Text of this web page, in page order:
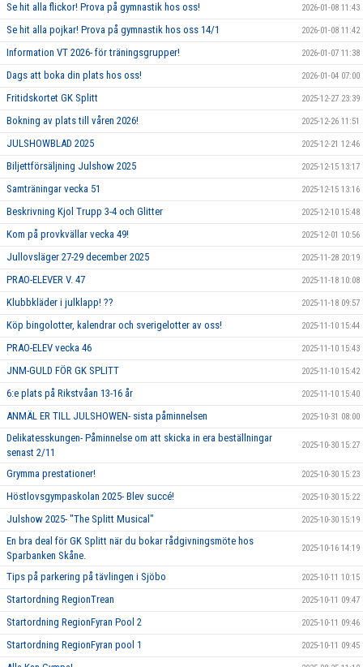
Se hit alla flickor! Prova på gymnastik hos oss! 2026-01-08 11:43
Se hit alla pojkar! Prova på gymnastik hos oss 14/1 2026-01-08 11:42
Information VT 2026- för träningsgrupper! 2026-01-07 11:38
Dags att boka din plats hos oss! 2026-01-04 07:00
Fritidskortet GK Splitt 2025-12-27 23:39
Bokning av plats till våren 2026! 2025-12-26 11:51
JULSHOWBLAD 2025 2025-12-21 12:46
Biljettförsäljning Julshow 2025 2025-12-15 13:17
Samträningar vecka 51 2025-12-15 13:16
Beskrivning Kjol Trupp 3-4 och Glitter 2025-12-10 15:48
Kom på provkvällar vecka 49! 2025-12-01 10:56
Jullovsläger 27-29 december 2025 2025-11-28 20:19
PRAO-ELEVER V. 47 2025-11-18 10:08
Klubbkläder i julklapp! ?? 2025-11-18 09:57
Köp bingolotter, kalendrar och sverigelotter av oss! 2025-11-10 15:44
PRAO-ELEV vecka 46 2025-11-10 15:43
JNM-GULD FÖR GK SPLITT 2025-11-10 15:42
6:e plats på Rikstvåan 13-16 år 2025-11-10 15:40
ANMÄL ER TILL JULSHOWEN- sista påminnelsen 2025-10-31 08:00
Delikatesskungen- Påminnelse om att skicka in era beställningar
senast 2/11
2025-10-30 15:27
Grymma prestationer! 2025-10-30 15:23
Höstlovsgympaskolan 2025- Blev succé! 2025-10-30 15:22
Julshow 2025- "The Splitt Musical" 2025-10-30 15:19
En bra deal för GK Splitt när du bokar rådgivningsmöte hos
Sparbanken Skåne.
2025-10-16 14:19
Tips på parkering på tävlingen i Sjöbo 2025-10-11 10:15
Startordning RegionTrean 2025-10-11 09:47
Startordning RegionFyran Pool 2 2025-10-11 09:46
Startordning RegionFyran pool 1 2025-10-11 09:45